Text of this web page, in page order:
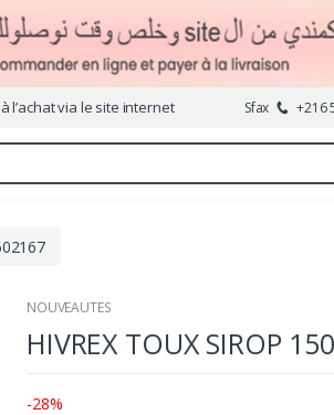
l’achat via le site internet Sfax +216
NOUVEAUTES
HIVREX TOUX SIROP
-28%